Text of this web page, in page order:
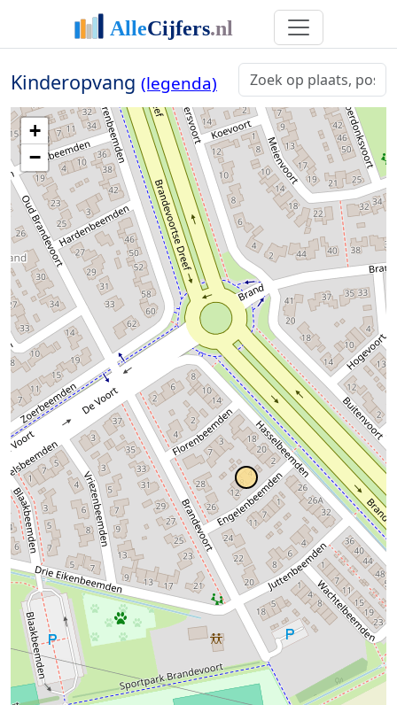
Kinderopvang (legenda)
+
−